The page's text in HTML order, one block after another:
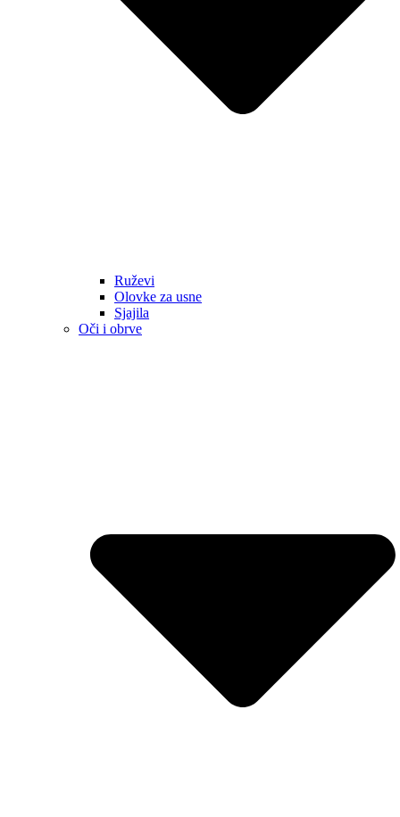
Ruževi
Olovke za usne
Sjajila
Oči i obrve